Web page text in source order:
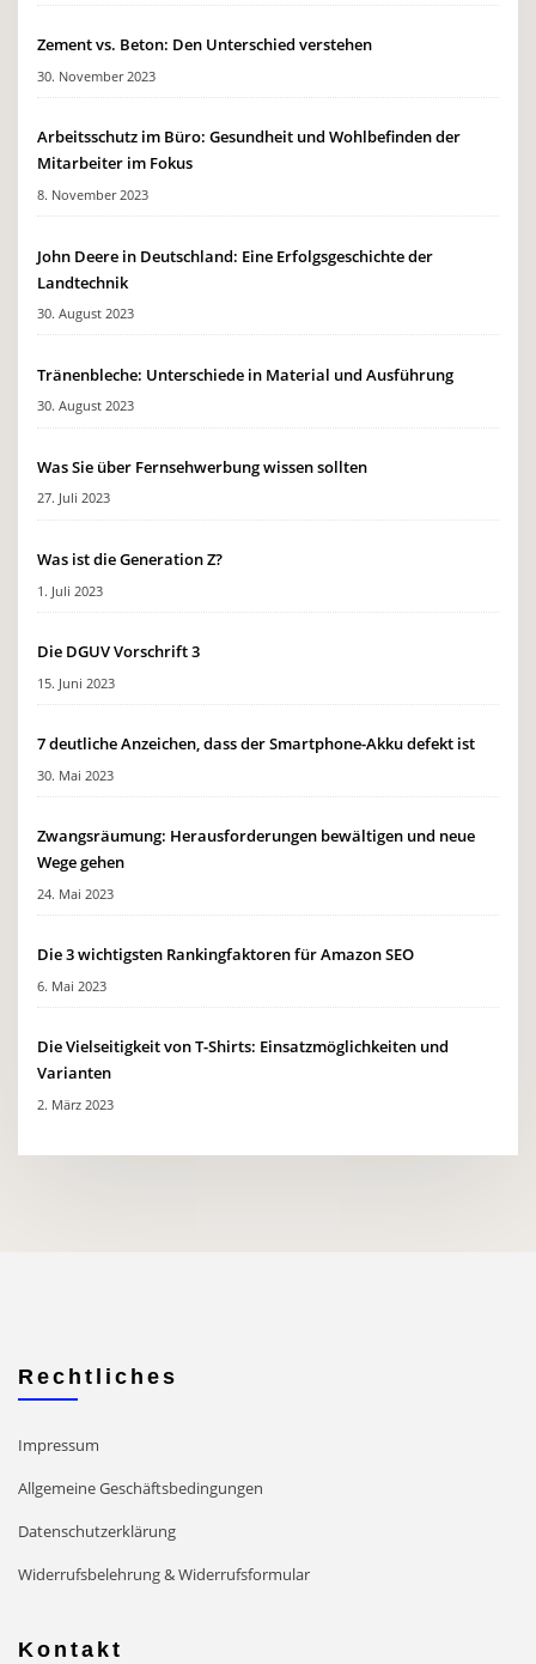
Zement vs. Beton: Den Unterschied verstehen
30. November 2023
Arbeitsschutz im Büro: Gesundheit und Wohlbefinden der
Mitarbeiter im Fokus
8. November 2023
John Deere in Deutschland: Eine Erfolgsgeschichte der
Landtechnik
30. August 2023
Tränenbleche: Unterschiede in Material und Ausführung
30. August 2023
Was Sie über Fernsehwerbung wissen sollten
27. Juli 2023
Was ist die Generation Z?
1. Juli 2023
Die DGUV Vorschrift 3
15. Juni 2023
7 deutliche Anzeichen, dass der Smartphone-Akku defekt ist
30. Mai 2023
Zwangsräumung: Herausforderungen bewältigen und neue
Wege gehen
24. Mai 2023
Die 3 wichtigsten Rankingfaktoren für Amazon SEO
6. Mai 2023
Die Vielseitigkeit von T-Shirts: Einsatzmöglichkeiten und
Varianten
2. März 2023
Rechtliches
Impressum
Allgemeine Geschäftsbedingungen
Datenschutzerklärung
Widerrufsbelehrung & Widerrufsformular
Kontakt